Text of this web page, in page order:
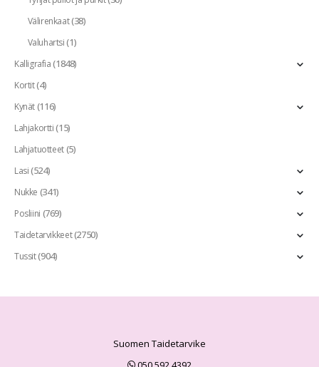
Välirenkaat(38)
Valuhartsi(1)
Kalligrafia(1848)
Kortit(4)
Kynät(116)
Lahjakortti(15)
Lahjatuotteet(5)
Lasi(524)
Nukke (341)
Posliini (769)
Taidetarvikkeet(2750)
Tussit(904)
Suomen Taidetarvike